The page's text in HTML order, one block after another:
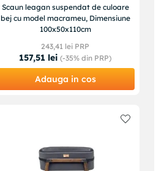
Scaun leagan suspendat de culoare
bej cu model macrameu, Dimensiune
100x50x110cm
243,41 lei PRP
157,51 lei (-35% din PRP)
Adauga in cos